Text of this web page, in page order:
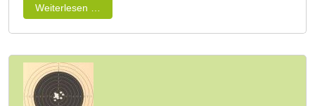
Weiterlesen …